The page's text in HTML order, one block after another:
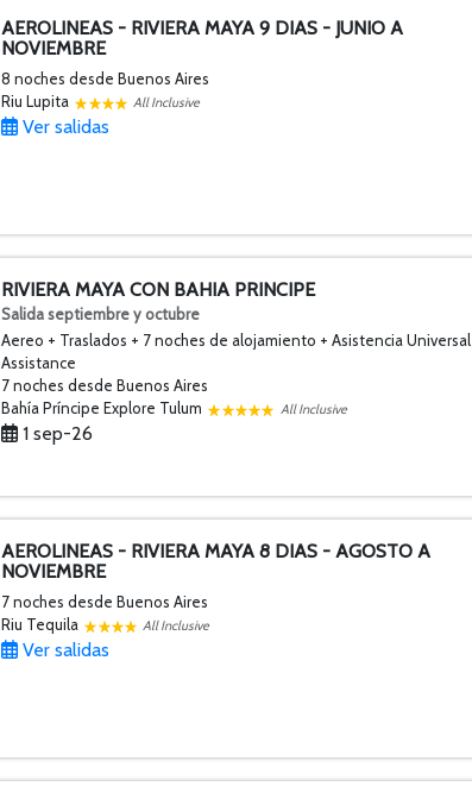
AEROLINEAS - RIVIERA MAYA 9 DIAS - JUNIO A
NOVIEMBRE
8 noches desde Buenos Aires
Riu Lupita
All Inclusive
Ver salidas
RIVIERA MAYA CON BAHIA PRINCIPE
Salida septiembre y octubre
Aereo + Traslados + 7 noches de alojamiento + Asistencia Universal
Assistance
7 noches desde Buenos Aires
Bahía Príncipe Explore Tulum
All Inclusive
1 sep-26
AEROLINEAS - RIVIERA MAYA 8 DIAS - AGOSTO A
NOVIEMBRE
7 noches desde Buenos Aires
Riu Tequila
All Inclusive
Ver salidas